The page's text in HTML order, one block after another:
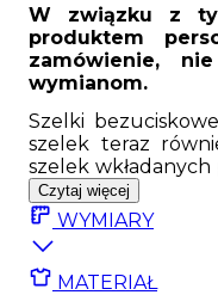
W związku z
produktem
zamówienie,
wymianom.
Szelki
szelek teraz
szelek
szelki na rynku
obwodzie szyi,
super łatwo. Szelki
które nie lubią
głowie.
Czytaj więcej
WYMIARY
MATERIAŁ